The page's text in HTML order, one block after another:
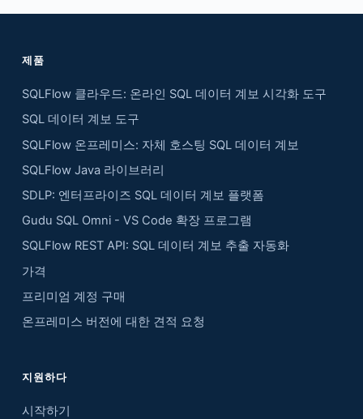
제품
SQLFlow 클라우드: 온라인 SQL 데이터 계보 시각화 도구
SQL 데이터 계보 도구
SQLFlow 온프레미스: 자체 호스팅 SQL 데이터 계보
SQLFlow Java 라이브러리
SDLP: 엔터프라이즈 SQL 데이터 계보 플랫폼
Gudu SQL Omni - VS Code 확장 프로그램
SQLFlow REST API: SQL 데이터 계보 추출 자동화
가격
프리미엄 계정 구매
온프레미스 버전에 대한 견적 요청
지원하다
시작하기